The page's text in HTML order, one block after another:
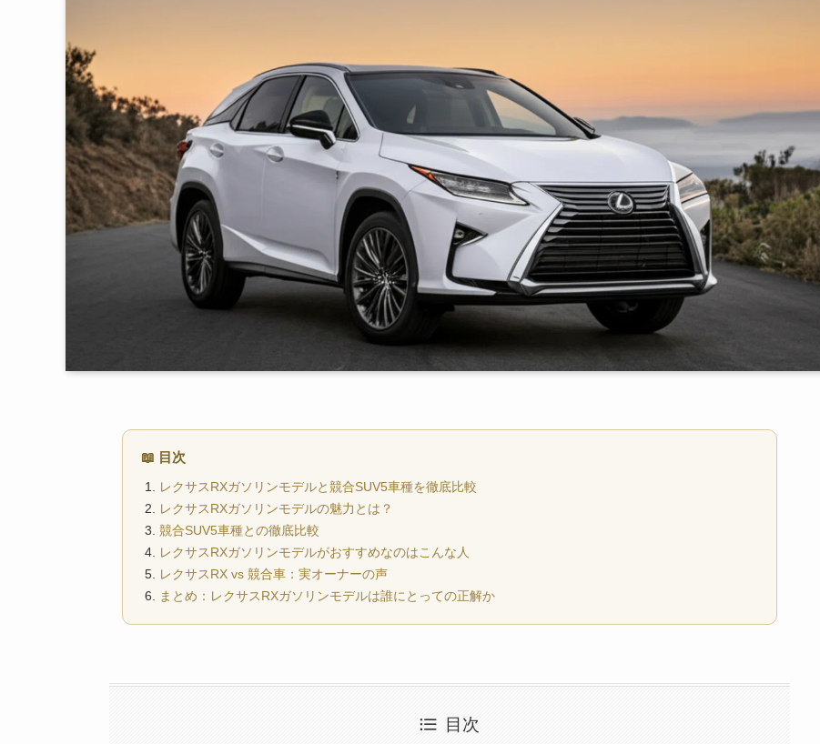
📖 目次
レクサスRXガソリンモデルと競合SUV5車種を徹底比較
レクサスRXガソリンモデルの魅力とは？
競合SUV5車種との徹底比較
レクサスRXガソリンモデルがおすすめなのはこんな人
レクサスRX vs 競合車：実オーナーの声
まとめ：レクサスRXガソリンモデルは誰にとっての正解か
目次